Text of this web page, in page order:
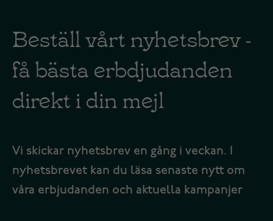
Beställ vårt nyhetsbrev -
få bästa erbdjudanden
direkt i din mejl
Vi skickar nyhetsbrev en gång i veckan. I
nyhetsbrevet kan du läsa senaste nytt om
våra erbjudanden och aktuella kampanjer